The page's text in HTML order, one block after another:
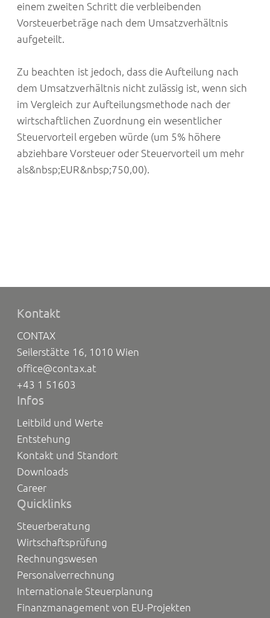
einem zweiten Schritt die verbleibenden
Vorsteuerbeträge nach dem Umsatzverhältnis
aufgeteilt.
Zu beachten ist jedoch, dass die Aufteilung nach
dem Umsatzverhältnis nicht zulässig ist, wenn sich
im Vergleich zur Aufteilungsmethode nach der
wirtschaftlichen Zuordnung ein wesentlicher
Steuervorteil ergeben würde (um 5% höhere
abziehbare Vorsteuer oder Steuervorteil um mehr
als&nbsp;EUR&nbsp;750,00).
Kontakt
CONTAX
Seilerstätte 16, 1010 Wien
office@contax.at
+43 1 51603
Infos
Leitbild und Werte
Entstehung
Kontakt und Standort
Downloads
Career
Quicklinks
Steuerberatung
Wirtschaftsprüfung
Rechnungswesen
Personalverrechnung
Internationale Steuerplanung
Finanzmanagement von EU-Projekten